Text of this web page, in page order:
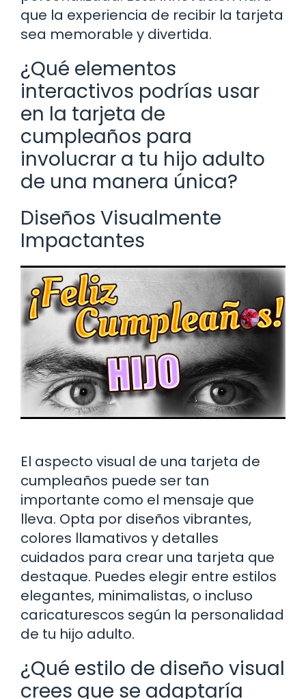
que la experiencia de recibir la tarjeta
sea memorable y divertida.
¿Qué elementos
interactivos podrías usar
en la tarjeta de
cumpleaños para
involucrar a tu hijo adulto
de una manera única?
Diseños Visualmente
Impactantes
El aspecto visual de una tarjeta de
cumpleaños puede ser tan
importante como el mensaje que
lleva. Opta por diseños vibrantes,
colores llamativos y detalles
cuidados para crear una tarjeta que
destaque. Puedes elegir entre estilos
elegantes, minimalistas, o incluso
caricaturescos según la personalidad
de tu hijo adulto.
¿Qué estilo de diseño visual
crees que se adaptaría